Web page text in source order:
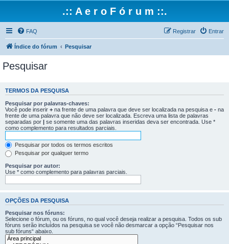
.:: A e r o F ó r u m ::.
FAQ Entrar
Registrar
Índice do fórum Pesquisar
Pesquisar
TERMOS DA PESQUISA
Pesquisar por palavras-chaves:
Você pode inserir + na frente de uma palavra que deve ser localizada na pesquisa e - na
frente de uma palavra que não deve ser localizada. Escreva uma lista de palavras
separadas por | se somente uma das palavras inseridas deva ser encontrada. Use *
como complemento para resultados parciais.
Pesquisar por todos os termos escritos
Pesquisar por qualquer termo
Pesquisar por autor:
Use * como complemento para palavras parciais.
OPÇÕES DA PESQUISA
Pesquisar nos fóruns:
Selecione o fórum, ou os fóruns, no qual você deseja realizar a pesquisa. Todos os sub
fóruns serão incluídos na pesquisa se você não desmarcar a opção “Pesquisar nos
sub fóruns“ abaixo.